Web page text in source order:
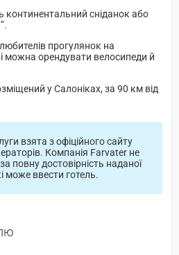
континентальний сніданок або
прогулянок на
можна орендувати велосипеди й
у Салоніках, за 90 км від
взята з офіційного сайту
Компанія Farvater не
повну достовірність наданої
може ввести готель.